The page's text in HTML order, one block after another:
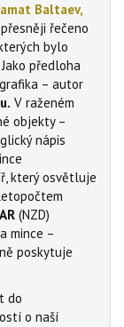
Baltaev,
řečeno
bylo
Jako předloha
– autor
V raženém
objekty –
nápis
který osvětluje
(NZD)
mince –
poskytuje
do
o naší